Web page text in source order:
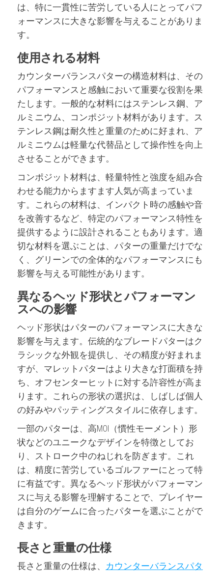
は、特に一貫性に苦労している人にとってパフ
ォーマンスに大きな影響を与えることがありま
す。
使用される材料
カウンターバランスパターの構造材料は、その
パフォーマンスと感触において重要な役割を果
たします。一般的な材料にはステンレス鋼、ア
ルミニウム、コンポジット材料があります。ス
テンレス鋼は耐久性と重量のために好まれ、ア
ルミニウムは軽量な代替品として操作性を向上
させることができます。
コンポジット材料は、軽量特性と強度を組み合
わせる能力からますます人気が高まっていま
す。これらの材料は、インパクト時の感触や音
を改善するなど、特定のパフォーマンス特性を
提供するように設計されることもあります。適
切な材料を選ぶことは、パターの重量だけでな
く、グリーンでの全体的なパフォーマンスにも
影響を与える可能性があります。
異なるヘッド形状とパフォーマン
スへの影響
ヘッド形状はパターのパフォーマンスに大きな
影響を与えます。伝統的なブレードパターはク
ラシックな外観を提供し、その精度が好まれま
すが、マレットパターはより大きな打面積を持
ち、オフセンターヒットに対する許容性が高ま
ります。これらの形状の選択は、しばしば個人
の好みやパッティングスタイルに依存します。
一部のパターは、高MOI（慣性モーメント）形
状などのユニークなデザインを特徴としてお
り、ストローク中のねじれを防ぎます。これ
は、精度に苦労しているゴルファーにとって特
に有益です。異なるヘッド形状がパフォーマン
スに与える影響を理解することで、プレイヤー
は自分のゲームに合ったパターを選ぶことがで
きます。
長さと重量の仕様
長さと重量の仕様は、 カウンターバランスパタ